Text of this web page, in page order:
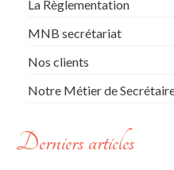
La Règlementation
MNB secrétariat
Nos clients
Notre Métier de
Derniers articles